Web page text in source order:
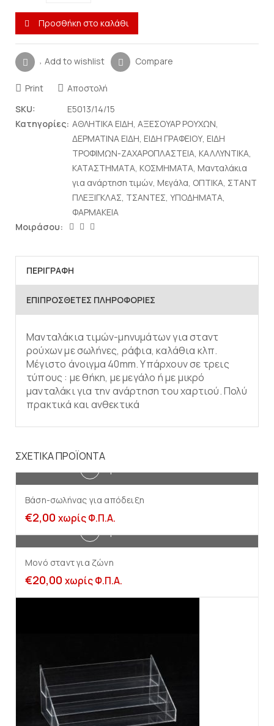
Προσθήκη στο καλάθι
Add to wishlist Compare
Print
Αποστολή
SKU:
E5013/14/15
Κατηγορίες: ΑΘΛΗΤΙΚΑ ΕΙΔΗ, ΑΞΕΣΟΥΑΡ ΡΟΥΧΩΝ,
ΔΕΡΜΑΤΙΝΑ ΕΙΔΗ, ΕΙΔΗ ΓΡΑΦΕΙΟΥ, ΕΙΔΗ
ΤΡΟΦΙΜΩΝ-ΖΑΧΑΡΟΠΛΑΣΤΕΙΑ, ΚΑΛΛΥΝΤΙΚΑ,
ΚΑΤΑΣΤΗΜΑΤΑ, ΚΟΣΜΗΜΑΤΑ, Μανταλάκια
για ανάρτηση τιμών, Μεγάλα, ΟΠΤΙΚΑ, ΣΤΑΝΤ
ΠΛΕΞΙΓΚΛΑΣ, ΤΣΑΝΤΕΣ, ΥΠΟΔΗΜΑΤΑ,
ΦΑΡΜΑΚΕΙΑ
Μοιράσου:
ΠΕΡΙΓΡΑΦΉ
ΕΠΙΠΡΌΣΘΕΤΕΣ ΠΛΗΡΟΦΟΡΊΕΣ
Μανταλάκια τιμών-μηνυμάτων για σταντ
ρούχων με σωλήνες, ράφια, καλάθια κλπ.
Μέγιστο άνοιγμα 40mm. Υπάρχουν σε τρεις
τύπους : με θήκη, με μεγάλο ή με μικρό
μανταλάκι για την ανάρτηση του χαρτιού. Πολύ
πρακτικά και ανθεκτικά
ΣΧΕΤΙΚΆ ΠΡΟΪΌΝΤΑ
Βάση-σωλήνας για απόδειξη
€2,00 χωρίς Φ.Π.Α.
Μονό σταντ για ζώνη
€20,00 χωρίς Φ.Π.Α.